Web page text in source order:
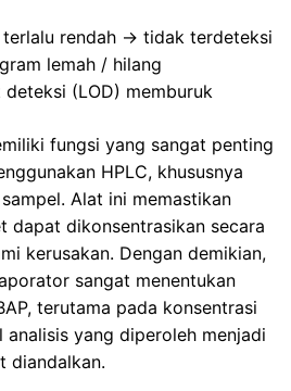
terlalu rendah → tidak terdeteksi
lemah / hilang
(LOD) memburuk
fungsi yang sangat penting
HPLC, khususnya
Alat ini memastikan
dapat dikonsentrasikan secara
kerusakan. Dengan demikian,
sangat menentukan
terutama pada konsentrasi
analisis yang diperoleh menjadi
diandalkan.